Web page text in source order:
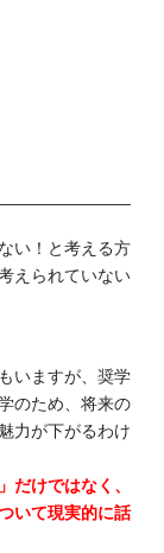
い！と考える方
えられていない
いますが、奨学
のため、将来の
力が下がるわけ
だけではなく、
いて現実的に話